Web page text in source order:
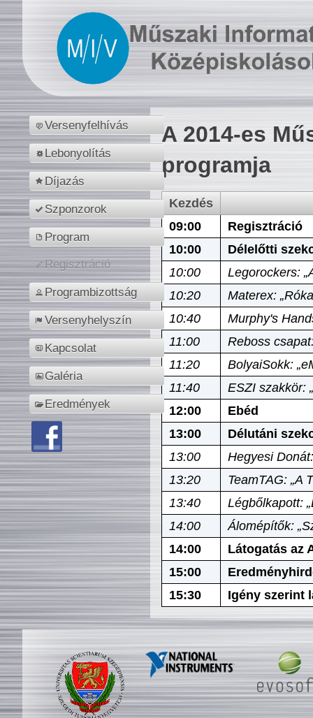
Versenyfelhívás
Lebonyolítás
Díjazás
Szponzorok
Program
Regisztráció
Programbizottság
Versenyhelyszín
Kapcsolat
Galéria
Eredmények
A 2014-es
programja
Kezdés
09:00
Regisztráció
10:00
Délelőtti
10:00
Legorockers:
10:20
Materex:
10:40
Murphy's
11:00
Reboss
11:20
BolyaiSokk:
11:40
ESZI szakkör:
12:00
Ebéd
13:00
Délutáni
13:00
Hegyesi
13:20
TeamTAG: „A
13:40
Légbőlkapott:
14:00
Álomépítők:
14:00
Látogatás az
15:00
15:30
Igény szerint